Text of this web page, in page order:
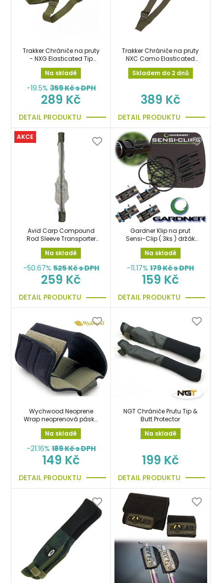
Trakker Chrániče na pruty
- NXG Elasticated Tip
Protector
Na skladě
-19.5% 359Kč s DPH
289 Kč
DETAIL PRODUKTU
Trakker Chrániče na pruty
NXC Camo Elasticated
Tip Protector
Skladem do 2 dnů
389 Kč
DETAIL PRODUKTU
AKCE
Avid Carp Compound
Rod Sleeve Transporter
ochranný návlek na prut
Na skladě
-50.67% 525Kč s DPH
259 Kč
DETAIL PRODUKTU
Gardner Klip na prut
Sensi-Clip ( 3ks ) držák
vlasce
Na skladě
-11.17% 179Kč s DPH
159 Kč
DETAIL PRODUKTU
Wychwood Neoprene
Wrap neoprenová páska
na prut
Na skladě
-21.16% 189Kč s DPH
149 Kč
DETAIL PRODUKTU
NGT Chrániče Prutu Tip &
Butt Protector
Na skladě
199 Kč
DETAIL PRODUKTU